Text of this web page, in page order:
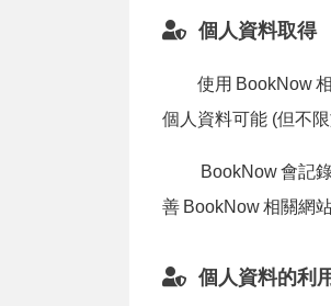
個人資料取得
使用 BookNow
個人資料可能 (但不
BookNow會記
善 BookNow相關網
個人資料的利